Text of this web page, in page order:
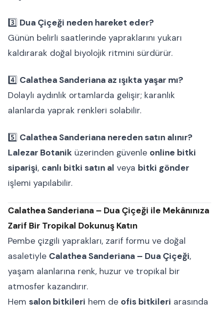
3️⃣ Dua Çiçeği neden hareket eder?
Günün belirli saatlerinde yapraklarını yukarı
kaldırarak doğal biyolojik ritmini sürdürür.
4️⃣ Calathea Sanderiana az ışıkta yaşar mı?
Dolaylı aydınlık ortamlarda gelişir; karanlık
alanlarda yaprak renkleri solabilir.
5️⃣ Calathea Sanderiana nereden satın alınır?
Lalezar Botanik üzerinden güvenle online bitki
siparişi, canlı bitki satın al veya bitki gönder
işlemi yapılabilir.
Calathea Sanderiana – Dua Çiçeği ile Mekânınıza
Zarif Bir Tropikal Dokunuş Katın
Pembe çizgili yaprakları, zarif formu ve doğal
asaletiyle Calathea Sanderiana – Dua Çiçeği,
yaşam alanlarına renk, huzur ve tropikal bir
atmosfer kazandırır.
Hem salon bitkileri hem de ofis bitkileri arasında